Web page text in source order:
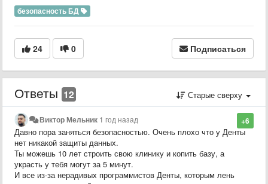
безопасность БД
24 0 Подписаться
Ответы 12 Старые сверху
+6
Виктор Мельник 1 год назад
Давно пора заняться безопасностью. Очень плохо что у Денты
нет никакой защиты данных.
Ты можешь 10 лет строить свою клинику и копить базу, а
украсть у тебя могут за 5 минут.
И все из-за нерадивых программистов Денты, которым лень